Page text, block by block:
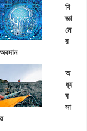
বি
জ্ঞা
নে
র
অবদান
অ
ধ্য
ব
সা
য়